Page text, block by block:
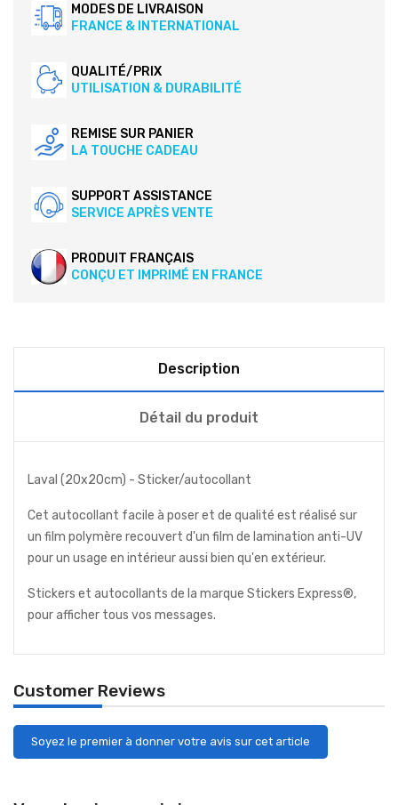
MODES DE LIVRAISON
FRANCE & INTERNATIONAL
QUALITÉ/PRIX
UTILISATION & DURABILITÉ
REMISE SUR PANIER
LA TOUCHE CADEAU
SUPPORT ASSISTANCE
SERVICE APRÈS VENTE
PRODUIT FRANÇAIS
CONÇU ET IMPRIMÉ EN FRANCE
Description
Détail du produit
Laval (20x20cm) - Sticker/autocollant
Cet autocollant facile à poser et de qualité est réalisé sur
un film polymère recouvert d'un film de lamination anti-UV
pour un usage en intérieur aussi bien qu'en extérieur.
Stickers et autocollants de la marque Stickers Express®,
pour afficher tous vos messages.
Customer Reviews
Soyez le premier à donner votre avis sur cet article